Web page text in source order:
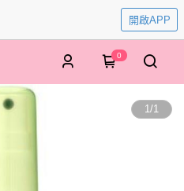
開啟APP
0
1/1